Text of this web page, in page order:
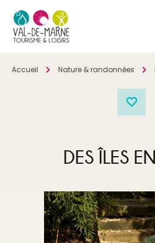
Accueil Nature & randonnées
DES ÎLES